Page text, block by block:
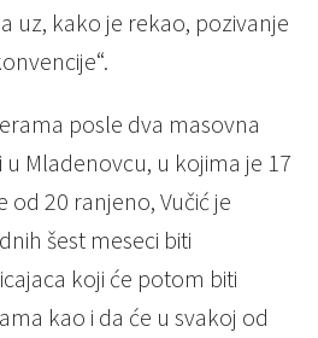
uz, kako je rekao, pozivanje
posle dva masovna
Mladenovcu, u kojima je 17
od 20 ranjeno, Vučić je
šest meseci biti
koji će potom biti
kao i da će u svakoj od